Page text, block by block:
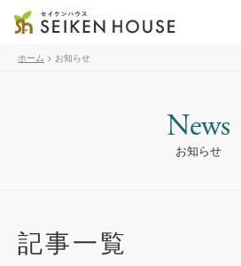
ホーム > お知らせ
News
お知らせ
記事一覧